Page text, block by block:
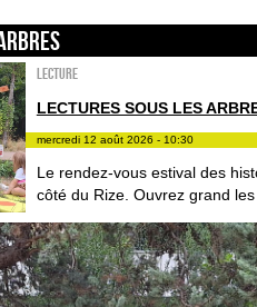
Lecture
LECTURES SOUS LES
mercredi 12 août 2026 - 10:30
Le rendez-vous estival des
côté du Rize. Ouvrez grand